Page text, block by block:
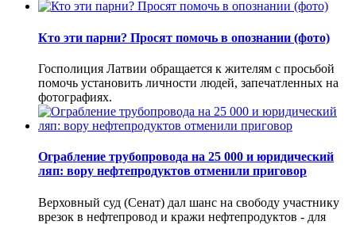
Кто эти парни? Просят помочь в опознании (фото)
Госполиция Латвии обращается к жителям с просьбой
помочь установить личности людей, запечатленных на
фотографиях.
Ограбление трубопровода на 25 000 и юридический
ляп: вору нефтепродуктов отменили приговор
Верховный суд (Сенат) дал шанс на свободу участнику
врезок в нефтепровод и кражи нефтепродуктов - для